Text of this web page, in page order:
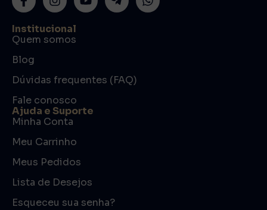
Institucional
Quem somos
Blog
Dúvidas frequentes (FAQ)
Fale conosco
Ajuda e Suporte
Minha Conta
Meu Carrinho
Meus Pedidos
Lista de Desejos
Esqueceu sua senha?